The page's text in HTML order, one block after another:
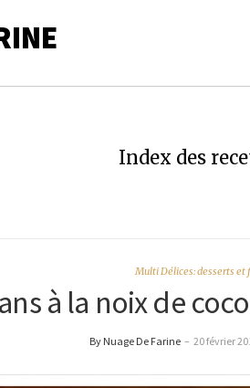
Index des
Multi Délices: desserts et
à la noix de
By Nuage De Farine – 20 février